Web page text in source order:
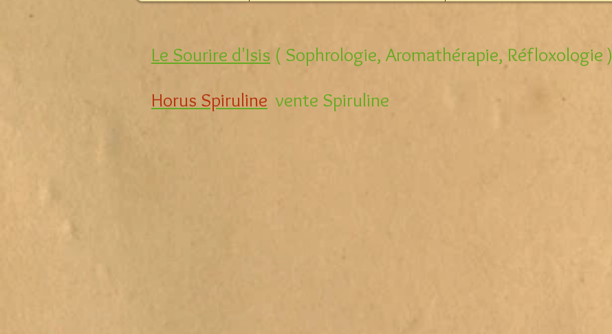
Le Sourire d'Isis ( Sophrologie, Aromathérapie, Réfloxologie )
Horus Spiruline vente Spiruline